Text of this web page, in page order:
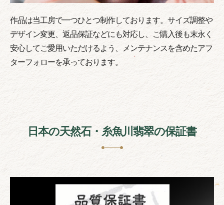
作品は当工房で一つひとつ制作しております。サイズ調整や
デザイン変更、返品保証などにも対応し、ご購入後も末永く
安心してご愛用いただけるよう、メンテナンスを含めたアフ
ターフォローを承っております。
日本の天然石・糸魚川翡翠の保証書